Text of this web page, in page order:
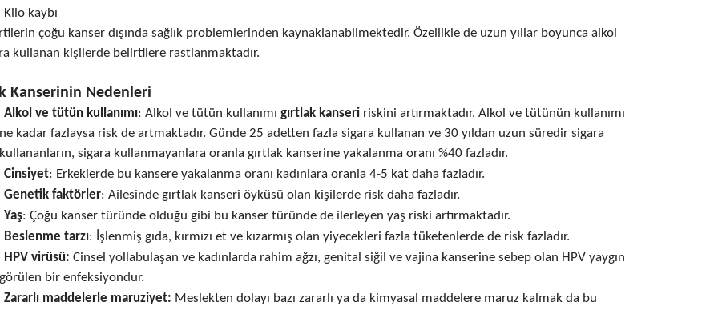
Kilo kaybı
çoğu kanser dışında sağlık problemlerinden kaynaklanabilmektedir. Özellikle de uzun yıllar boyunca alkol
kullanan kişilerde belirtilere rastlanmaktadır.
Kanserinin Nedenleri
Alkol ve tütün kullanımı: Alkol ve tütün kullanımı gırtlak kanseri riskini artırmaktadır. Alkol ve tütünün kullanımı
ne kadar fazlaysa risk de artmaktadır. Günde 25 adetten fazla sigara kullanan ve 30 yıldan uzun süredir sigara
kullananların, sigara kullanmayanlara oranla gırtlak kanserine yakalanma oranı %40 fazladır.
Cinsiyet: Erkeklerde bu kansere yakalanma oranı kadınlara oranla 4-5 kat daha fazladır.
Genetik faktörler: Ailesinde gırtlak kanseri öyküsü olan kişilerde risk daha fazladır.
Yaş: Çoğu kanser türünde olduğu gibi bu kanser türünde de ilerleyen yaş riski artırmaktadır.
Beslenme tarzı: İşlenmiş gıda, kırmızı et ve kızarmış olan yiyecekleri fazla tüketenlerde de risk fazladır.
HPV virüsü: Cinsel yollabulaşan ve kadınlarda rahim ağzı, genital siğil ve vajina kanserine sebep olan HPV yaygın
görülen bir enfeksiyondur.
Zararlı maddelerle maruziyet: Meslekten dolayı bazı zararlı ya da kimyasal maddelere maruz kalmak da bu